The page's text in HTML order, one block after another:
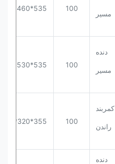
مسیر
100
535*460*570
دنده
مسیر
100
535*530*570
کمربند
راندن
100
355*320*563
دنده